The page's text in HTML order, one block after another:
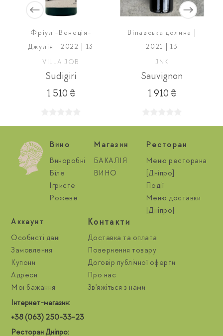
Фріулі-Венеція-
Джулія | 2022 | 13
VILLA JOB
Sudigiri
1 510 ₴
Віпавська долина |
2021 | 13
JNK
Sauvignon
1 910 ₴
Вино
Виноробні
Біле
Ігристе
Рожеве
Магазин
БАКАЛІЯ
ВИНО
Ресторан
Меню ресторана
[Дніпро]
Події
Меню доставки
[Дніпро]
Aккаунт
Особисті дані
Замовлення
Купони
Адреси
Мої бажання
Контакти
Доставка та оплата
Повернення товару
Договір публічної оферти
Про нас
Зв'яжіться з нами
Інтернет-магазин:
+38 (063) 250-33-23
Ресторан Дніпро: